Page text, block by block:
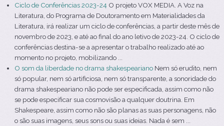
Ciclo de Conferências 2023-24 O projeto VOX MEDIA. A Voz na
Literatura, do Programa de Doutoramento em Materialidades da
Literatura, irá realizar um ciclo de conferências, a partir deste mês de
novembro de 2023, e até ao final do ano letivo de 2023-24. O ciclo de
conferências destina-se a apresentar o trabalho realizado até ao
momento no projeto, mobilizando ...
O som da liberdade no drama shakespeariano Nem só erudito, nem
só popular, nem só artificiosa, nem só transparente, a sonoridade do
drama shakespeariano não pode ser especificada, assim como não
se pode especificar sua cosmovisão a qualquer doutrina. Em
Shakespeare, assim como não são planas as suas personagens, não
o são suas imagens, seus sons ou suas ideias. Nada é sem ...